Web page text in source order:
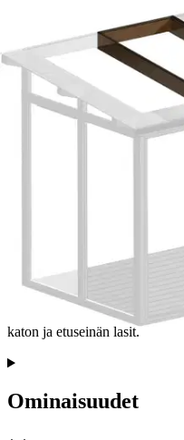
Etu ei koske
Tarkista
Metrin levyinen laajennusosa
katon ja etuseinän lasit.
Ominaisuudet